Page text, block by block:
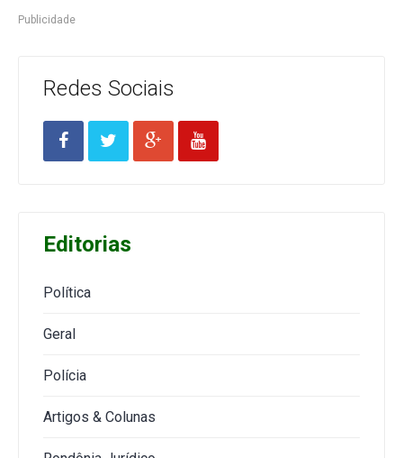
Publicidade
Redes Sociais
Editorias
Política
Geral
Polícia
Artigos & Colunas